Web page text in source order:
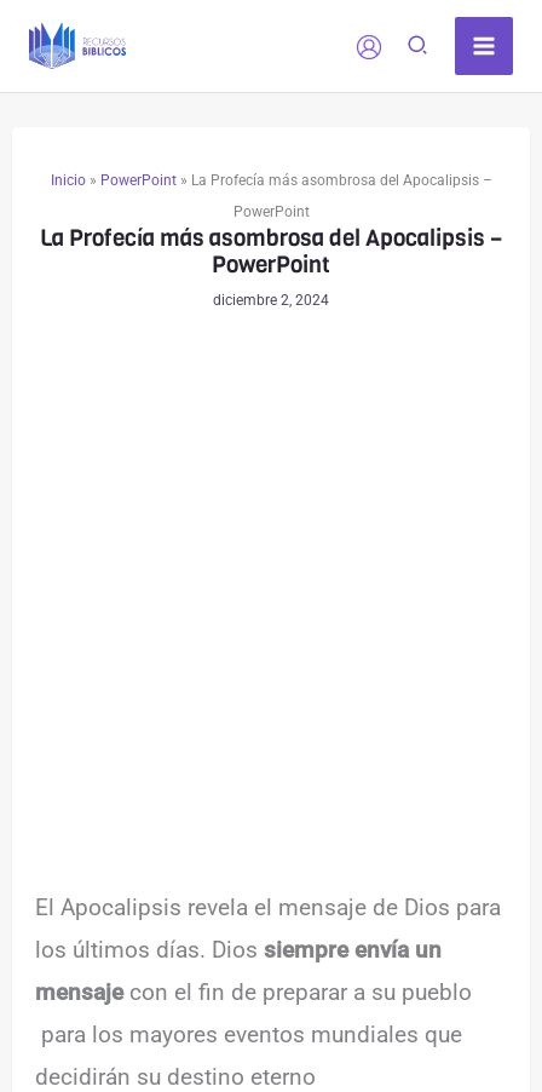
Inicio» PowerPoint» La Profecía más asombrosa del Apocalipsis –
PowerPoint
La Profecía más asombrosa del Apocalipsis –
PowerPoint
diciembre 2, 2024
El Apocalipsis revela el mensaje de Dios para
los últimos días. Diossiempre envía un
mensajecon el fin de preparar a su pueblo
para los mayores eventos mundiales que
decidirán su destino eterno